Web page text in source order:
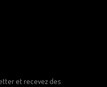
et recevez des